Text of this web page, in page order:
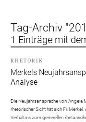
Tag-Archiv
1 Einträge mit
RHETORIK
Merkels
Analyse
Die Neujahrsansprache von Angela
rhetorischer Sicht hat sich Fr.
Verhältnis zum generellen